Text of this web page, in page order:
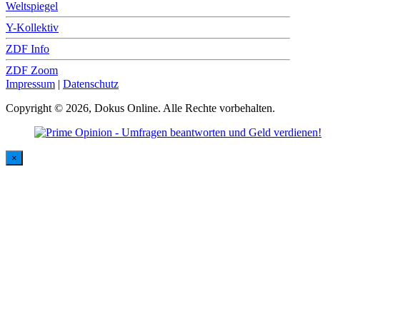
Weltspiegel
Y-Kollektiv
ZDF Info
ZDF Zoom
Impressum | Datenschutz
Copyright © 2026, Dokus Online. Alle Rechte vorbehalten.
×